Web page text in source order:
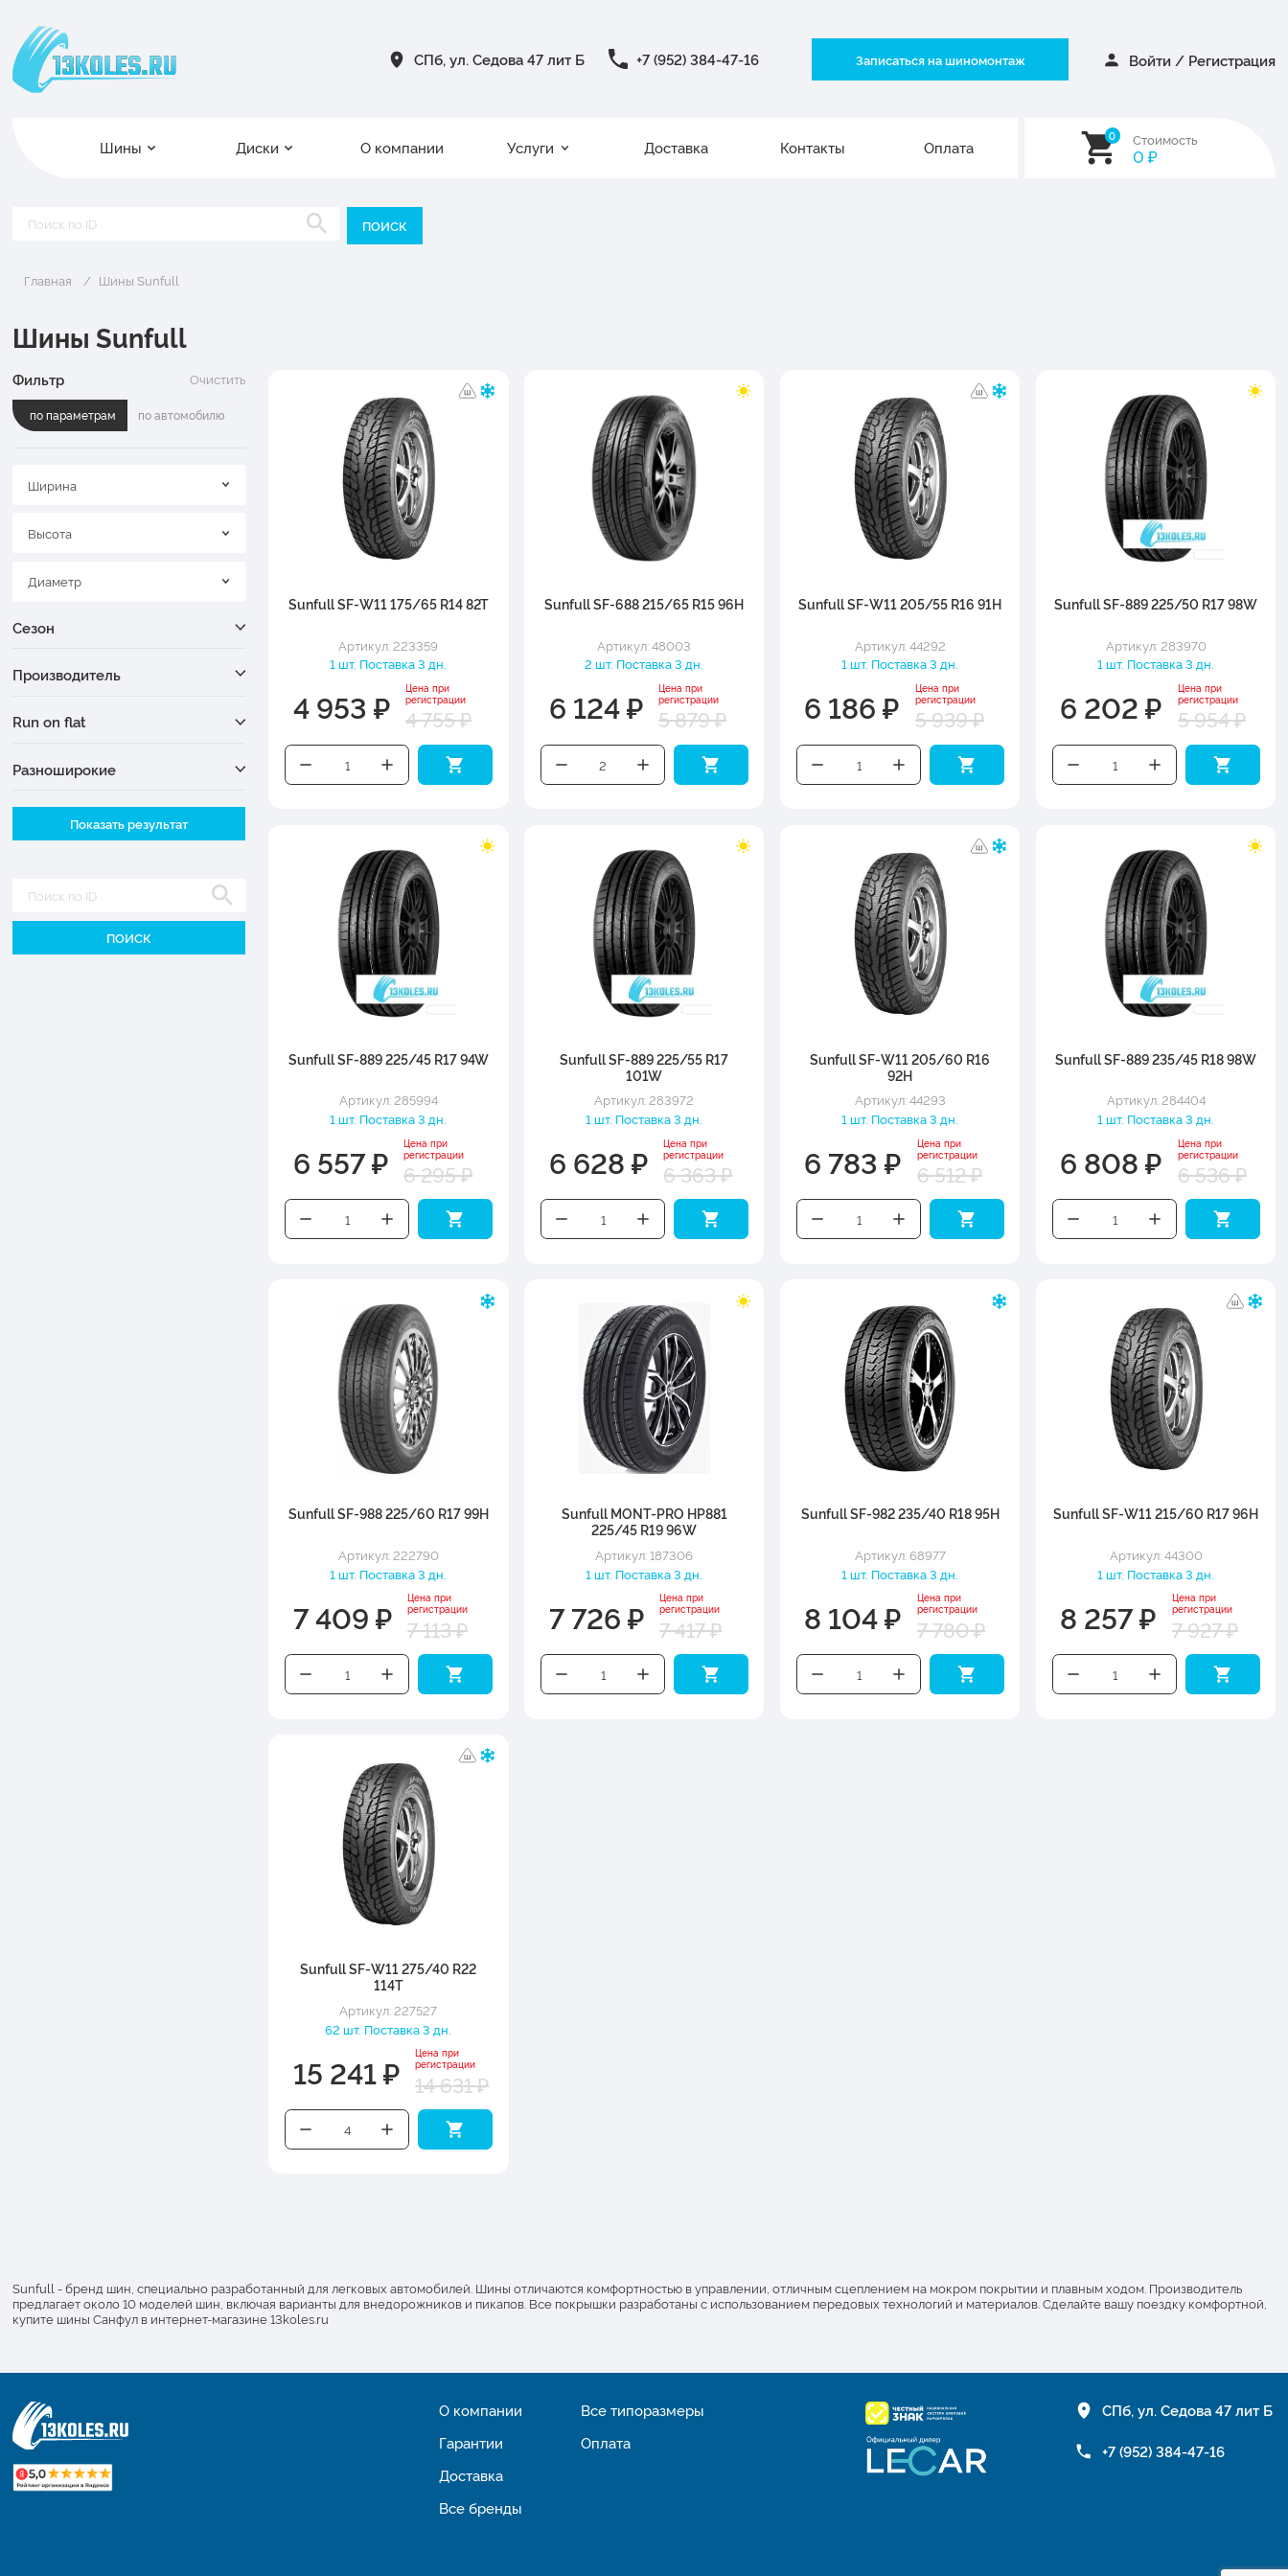
СПб, ул. Седова 47 лит Б +7 (952) 384-47-16 Записаться на шиномонтаж Войти / Регистрация
Шины Диски О компании Услуги Доставка Контакты Оплата
0 Стоимость
0 ₽
Главная Шины Sunfull
Шины Sunfull
Фильтр Очистить
по параметрам по автомобилю
Ширина
Высота
Диаметр
Сезон
Производитель
Run on flat
Разноширокие
Ширина
Диаметр
Показать результат
Sunfull SF-W11 175/65 R14 82T
Артикул: 223359
1 шт. Поставка 3 дн.
4 953 ₽
Цена при
регистрации
4 755 ₽
Sunfull SF-688 215/65 R15 96H
Артикул: 48003
2 шт. Поставка 3 дн.
6 124 ₽
Цена при
регистрации
5 879 ₽
Sunfull SF-W11 205/55 R16 91H
Артикул: 44292
1 шт. Поставка 3 дн.
6 186 ₽
Цена при
регистрации
5 939 ₽
Sunfull SF-889 225/50 R17 98W
Артикул: 283970
1 шт. Поставка 3 дн.
6 202 ₽
Цена при
регистрации
5 954 ₽
Sunfull SF-889 225/45 R17 94W
Артикул: 285994
1 шт. Поставка 3 дн.
6 557 ₽
Цена при
регистрации
6 295 ₽
Sunfull SF-889 225/55 R17
101W
Артикул: 283972
1 шт. Поставка 3 дн.
6 628 ₽
Цена при
регистрации
6 363 ₽
Sunfull SF-W11 205/60 R16
92H
Артикул: 44293
1 шт. Поставка 3 дн.
6 783 ₽
Цена при
регистрации
6 512 ₽
Sunfull SF-889 235/45 R18 98W
Артикул: 284404
1 шт. Поставка 3 дн.
6 808 ₽
Цена при
регистрации
6 536 ₽
Sunfull SF-988 225/60 R17 99H
Артикул: 222790
1 шт. Поставка 3 дн.
7 409 ₽
Цена при
регистрации
7 113 ₽
Sunfull MONT-PRO HP881
225/45 R19 96W
Артикул: 187306
1 шт. Поставка 3 дн.
7 726 ₽
Цена при
регистрации
7 417 ₽
Sunfull SF-982 235/40 R18 95H
Артикул: 68977
1 шт. Поставка 3 дн.
8 104 ₽
Цена при
регистрации
7 780 ₽
Sunfull SF-W11 215/60 R17 96H
Артикул: 44300
1 шт. Поставка 3 дн.
8 257 ₽
Цена при
регистрации
7 927 ₽
Sunfull SF-W11 275/40 R22
114T
Артикул: 227527
62 шт. Поставка 3 дн.
15 241 ₽
Цена при
регистрации
14 631 ₽
Sunfull - бренд шин, специально разработанный для легковых автомобилей. Шины отличаются комфортностью в управлении, отличным сцеплением на мокром покрытии и плавным ходом. Производитель
предлагает около 10 моделей шин, включая варианты для внедорожников и пикапов. Все покрышки разработаны с использованием передовых технологий и материалов. Сделайте вашу поездку комфортной,
купите шины Санфул в интернет-магазине 13koles.ru
О компании
Гарантии
Доставка
Все бренды
Все типоразмеры
Оплата
СПб, ул. Седова 47 лит Б
+7 (952) 384-47-16